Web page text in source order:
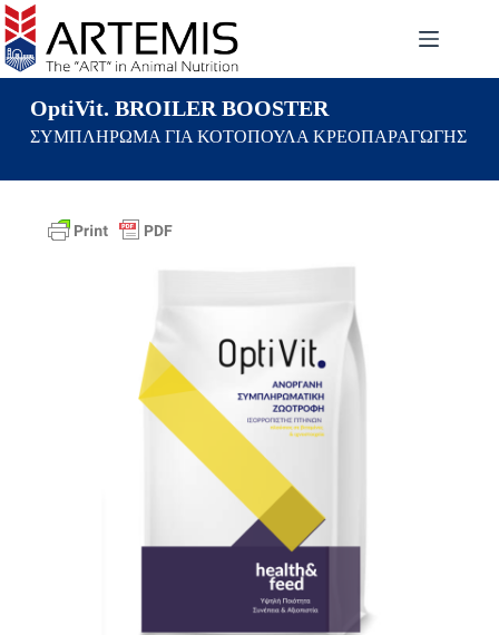
OptiVit. BROILER BOOSTER
ΣΥΜΠΛΗΡΩΜΑ ΓΙΑ ΚΟΤΟΠΟΥΛΑ ΚΡΕΟΠΑΡΑΓΩΓΗΣ